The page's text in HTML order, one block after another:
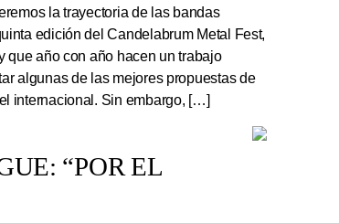
la trayectoria de las bandas
edición del Candelabrum Metal Fest,
que año con año hacen un trabajo
algunas de las mejores propuestas de
internacional. Sin embargo, […]
“POR EL